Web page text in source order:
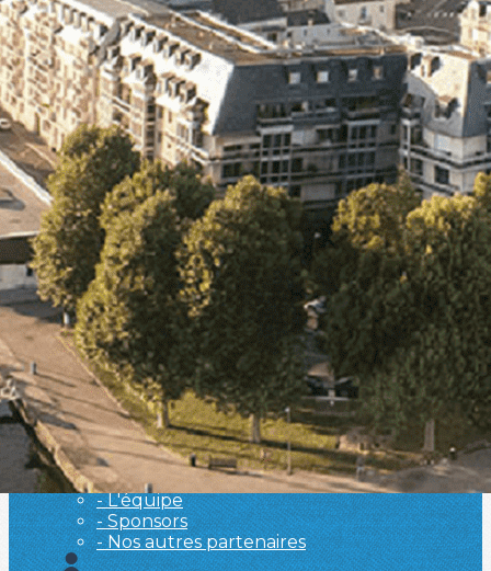
Exporter les lignes sélectionnées
Exporter toutes les colonnes
Exporter uniquement les colonnes affichées
Menu
<
>
- 🎁 Caen on aime, on partage
- 🎉 Les événements AVF
- Activités et Loisirs
Ajoutez un logo, un bouton, des réseaux sociaux
Cliquez pour éditer
L'association▴▾
- L'association
- Brochure
- L'équipe
- Sponsors
- Nos autres partenaires